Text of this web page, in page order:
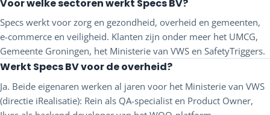
Voor welke sectoren werkt Specs BV?
Specs werkt voor zorg en gezondheid, overheid en gemeenten,
e-commerce en veiligheid. Klanten zijn onder meer het UMCG,
Gemeente Groningen, het Ministerie van VWS en SafetyTriggers.
Werkt Specs BV voor de overheid?
Ja. Beide eigenaren werken al jaren voor het Ministerie van VWS
(directie iRealisatie): Rein als QA-specialist en Product Owner,